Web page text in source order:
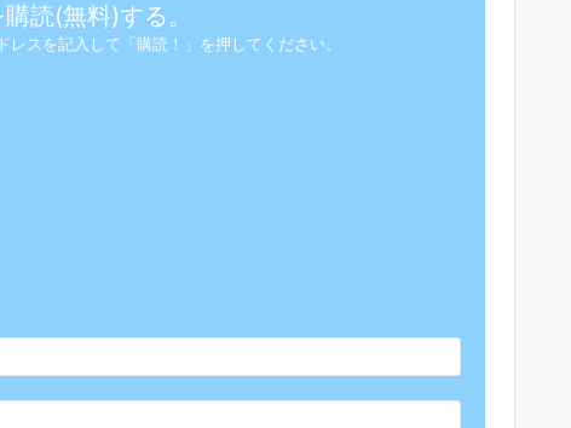
読(無料)する。
レスを記入して「購読！」を押してください。